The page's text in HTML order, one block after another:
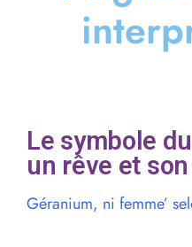
Le symbole
un rêve et
Géranium, ni femme’